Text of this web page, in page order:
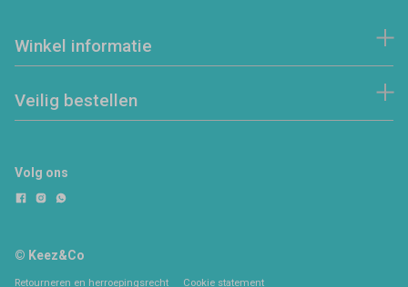
Winkel informatie
Veilig bestellen
Volg ons
© Keez&Co
Retourneren en herroepingsrecht Cookie statement